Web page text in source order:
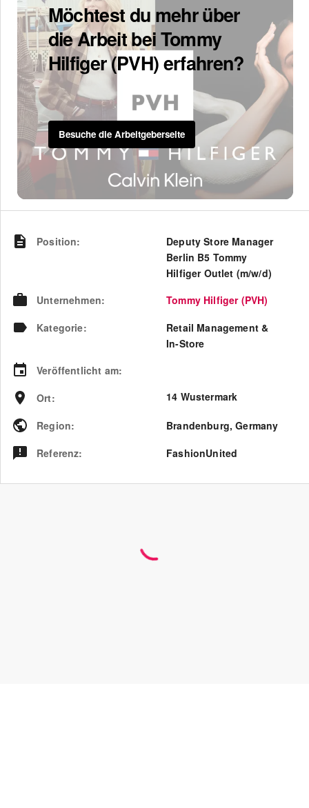
Möchtest du mehr über
die Arbeit bei Tommy
Hilfiger (PVH) erfahren?
Besuche die Arbeitgeberseite
Position:
Deputy Store Manager
Berlin B5 Tommy
Hilfiger Outlet (m/w/d)
Unternehmen:
Tommy Hilfiger (PVH)
Kategorie:
Retail Management &
In-Store
Veröffentlicht am:
Ort: 14 Wustermark
Region: Brandenburg,Germany
Referenz: FashionUnited